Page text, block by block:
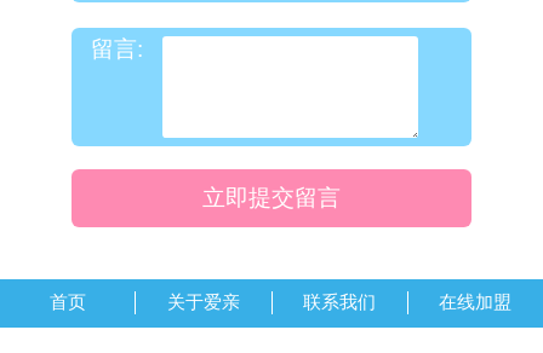
留言:
立即提交留言
首页 关于爱亲 联系我们 在线加盟